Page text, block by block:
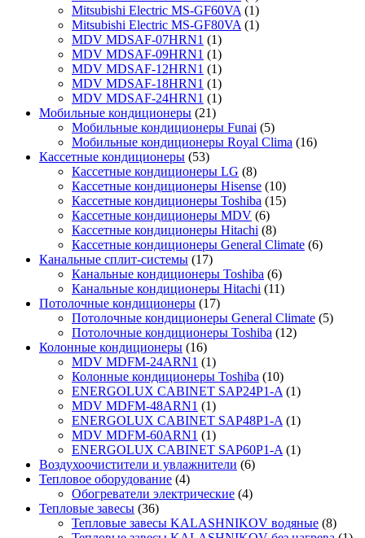
Mitsubishi Electric MS-GF60VA (1)
Mitsubishi Electric MS-GF80VA (1)
MDV MDSAF-07HRN1 (1)
MDV MDSAF-09HRN1 (1)
MDV MDSAF-12HRN1 (1)
MDV MDSAF-18HRN1 (1)
MDV MDSAF-24HRN1 (1)
Мобильные кондиционеры (21)
Мобильные кондиционеры Funai (5)
Мобильные кондиционеры Royal Clima (16)
Кассетные кондиционеры (53)
Кассетные кондиционеры LG (8)
Кассетные кондиционеры Hisense (10)
Кассетные кондиционеры Toshiba (15)
Кассетные кондиционеры MDV (6)
Кассетные кондиционеры Hitachi (8)
Кассетные кондиционеры General Climate (6)
Канальные сплит-системы (17)
Канальные кондиционеры Toshiba (6)
Канальные кондиционеры Hitachi (11)
Потолочные кондиционеры (17)
Потолочные кондиционеры General Climate (5)
Потолочные кондиционеры Toshiba (12)
Колонные кондиционеры (16)
MDV MDFM-24ARN1 (1)
Колонные кондиционеры Toshiba (10)
ENERGOLUX CABINET SAP24P1-A (1)
MDV MDFM-48ARN1 (1)
ENERGOLUX CABINET SAP48P1-A (1)
MDV MDFM-60ARN1 (1)
ENERGOLUX CABINET SAP60P1-A (1)
Воздухоочистители и увлажнители (6)
Тепловое оборудование (4)
Обогреватели электрические (4)
Тепловые завесы (36)
Тепловые завесы KALASHNIKOV водяные (8)